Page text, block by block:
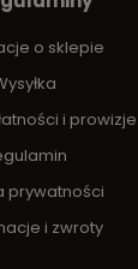
o sklepie
i prowizje
prywatności
i zwroty